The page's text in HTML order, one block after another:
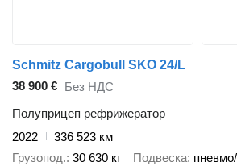
Schmitz Cargobull SKO 24/L
38 900 €
Без НДС
Полуприцеп рефрижератор
2022
336 523 км
Грузопод. 30 630 кг Подвеска